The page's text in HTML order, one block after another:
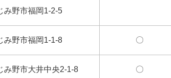
み野市福岡1-2-5
み野市福岡1-1-8 〇
み野市大井中央2-1-8 〇